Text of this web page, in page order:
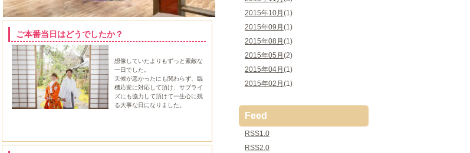
ご本番当日はどうでしたか？
想像していたよりもずっと素敵な
一日でした。
天候が悪かったにも関わらず、臨
機応変に対応して頂け、サプライ
ズにも協力して頂けて一生心に残
る大事な日になりました。
2015年10月 (1)
2015年09月 (1)
2015年08月 (1)
2015年05月 (2)
2015年04月 (1)
2015年02月 (1)
Feed
RSS1.0
RSS2.0